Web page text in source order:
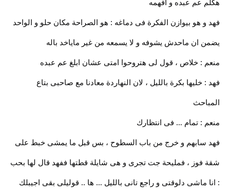
فهد و هو بيوازن الفكرة فى دماغه : هو الصراحة مكان حلو و الواحد
يضمن ان ماحدش يشوفه و لا يسمعه من غير ماياخد باله
منعم : خلاص ، قول لى هتروحوا امتى عشان ابلغ عم عبده
فهد : خليها بكرة بالليل ، لان النهاردة معادنا مع صاحبى بتاع
المباحث
منعم : تمام … فى انتظارك
فهد سابهم و خرج من باب السطوح ، بس قبل ما يمشى خبط على
شقة فوز ، فمليحة جت تجرى و هى شايلة قطتها ففهد قال لها بحب
: انا ماشى دلوقتى و راجع تانى بالليل … ها .. قوليلى بقى اجيبلك